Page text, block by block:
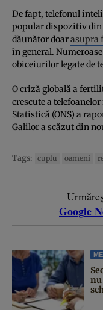
De fapt, telefonul
popular dispozitiv din
dăunător doarasupra
în general.
obiceiurilor legate de
O criză globală a
crescute a
Statistică (ONS) a
Galilor a scăzut din
Tags: cuplu oameni
Google